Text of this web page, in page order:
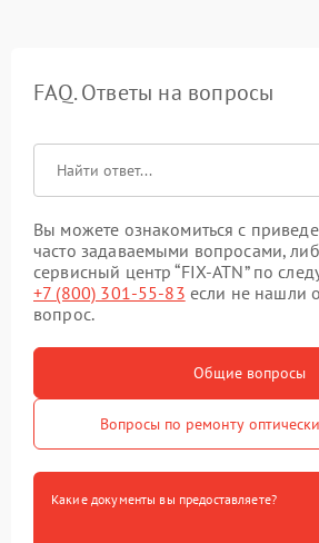
FAQ. Ответы на вопросы
Вы можете ознакомиться с
часто задаваемыми вопросами,
сервисный центр “FIX-ATN” по
+7 (800) 301-55-83 если не нашли
вопрос.
Общие вопросы
Вопросы по ремонту
Какие документы вы предоставляете?